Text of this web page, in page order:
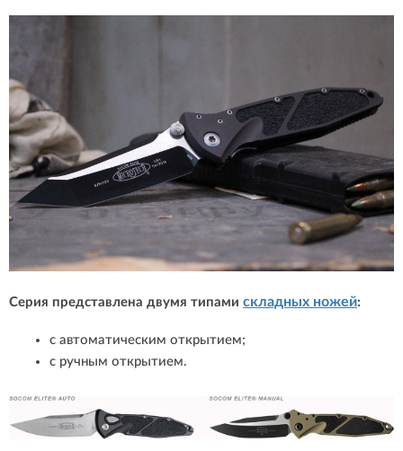
Серия представлена двумя типами складных ножей:
с автоматическим открытием;
с ручным открытием.